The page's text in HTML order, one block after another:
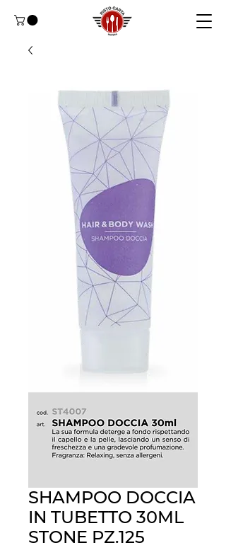
SHAMPOO DOCCIA
IN TUBETTO 30ML
STONE PZ.125